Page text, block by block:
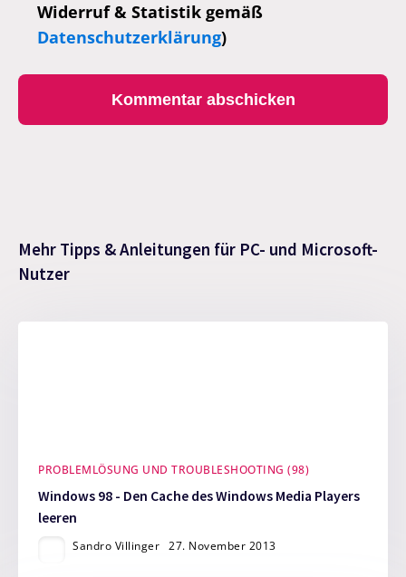
Widerruf & Statistik gemäß
Datenschutzerklärung)
Mehr Tipps & Anleitungen für PC- und Microsoft-
Nutzer
PROBLEMLÖSUNG UND TROUBLESHOOTING (98)
Windows 98 - Den Cache des Windows Media Players
leeren
Sandro Villinger 27. November 2013